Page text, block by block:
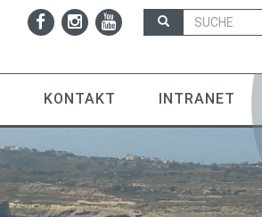
KONTAKT INTRANET